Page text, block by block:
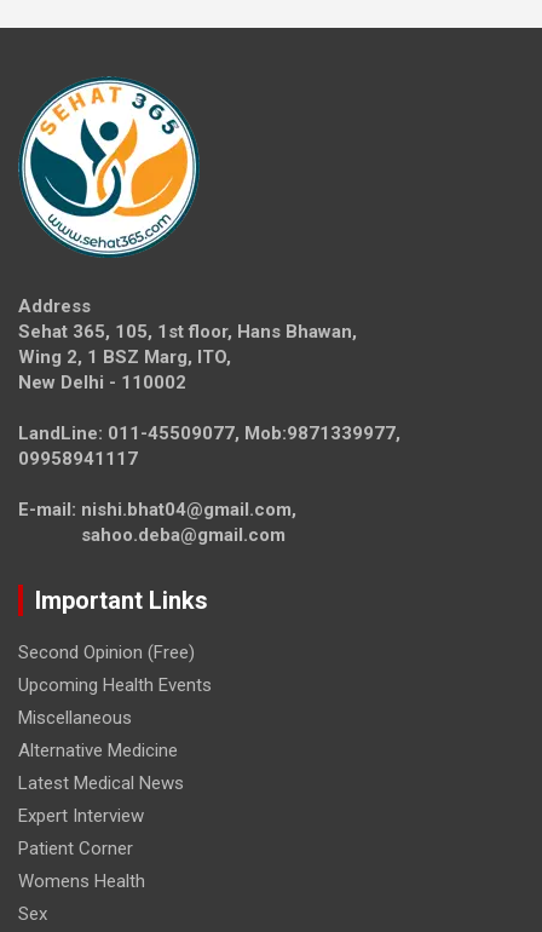
Address
Sehat 365, 105, 1st floor, Hans Bhawan,
Wing 2, 1 BSZ Marg, ITO,
New Delhi - 110002
LandLine: 011-45509077, Mob:9871339977,
09958941117
E-mail: nishi.bhat04@gmail.com,
sahoo.deba@gmail.com
Important Links
Second Opinion (Free)
Upcoming Health Events
Miscellaneous
Alternative Medicine
Latest Medical News
Expert Interview
Patient Corner
Womens Health
Sex